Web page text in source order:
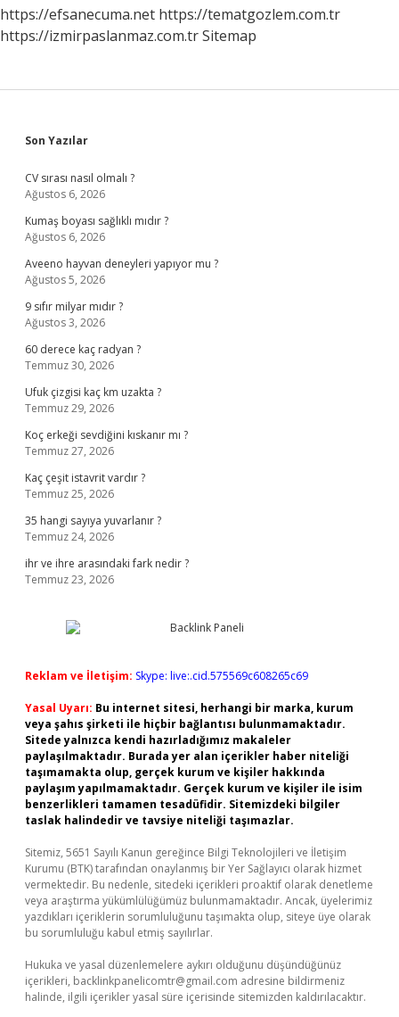
https://efsanecuma.net https://tematgozlem.com.tr
https://izmirpaslanmaz.com.trSitemap
Sidebar
Son Yazılar
CV sırası nasıl olmalı ?
Ağustos 6, 2026
Kumaş boyası sağlıklı mıdır ?
Ağustos 6, 2026
Aveeno hayvan deneyleri yapıyor mu ?
Ağustos 5, 2026
9 sıfır milyar mıdır ?
Ağustos 3, 2026
60 derece kaç radyan ?
Temmuz 30, 2026
Ufuk çizgisi kaç km uzakta ?
Temmuz 29, 2026
Koç erkeği sevdiğini kıskanır mı ?
Temmuz 27, 2026
Kaç çeşit istavrit vardır ?
Temmuz 25, 2026
35 hangi sayıya yuvarlanır ?
Temmuz 24, 2026
ihr ve ihre arasındaki fark nedir ?
Temmuz 23, 2026
Reklam ve İletişim: Skype: live:.cid.575569c608265c69
Yasal Uyarı: Bu internet sitesi, herhangi bir marka, kurum
veya şahıs şirketi ile hiçbir bağlantısı bulunmamaktadır.
Sitede yalnızca kendi hazırladığımız makaleler
paylaşılmaktadır. Burada yer alan içerikler haber niteliği
taşımamakta olup, gerçek kurum ve kişiler hakkında
paylaşım yapılmamaktadır. Gerçek kurum ve kişiler ile isim
benzerlikleri tamamen tesadüfidir. Sitemizdeki bilgiler
taslak halindedir ve tavsiye niteliği taşımazlar.
Sitemiz, 5651 Sayılı Kanun gereğince Bilgi Teknolojileri ve İletişim
Kurumu (BTK) tarafından onaylanmış bir Yer Sağlayıcı olarak hizmet
vermektedir. Bu nedenle, sitedeki içerikleri proaktif olarak denetleme
veya araştırma yükümlülüğümüz bulunmamaktadır. Ancak, üyelerimiz
yazdıkları içeriklerin sorumluluğunu taşımakta olup, siteye üye olarak
bu sorumluluğu kabul etmiş sayılırlar.
Hukuka ve yasal düzenlemelere aykırı olduğunu düşündüğünüz
içerikleri, backlinkpanelicomtr@gmail.com adresine bildirmeniz
halinde, ilgili içerikler yasal süre içerisinde sitemizden kaldırılacaktır.